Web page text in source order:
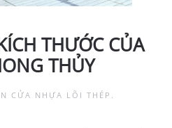
THƯỚC CỦA
THỦY
CỬA NHỰA LÕI THÉP